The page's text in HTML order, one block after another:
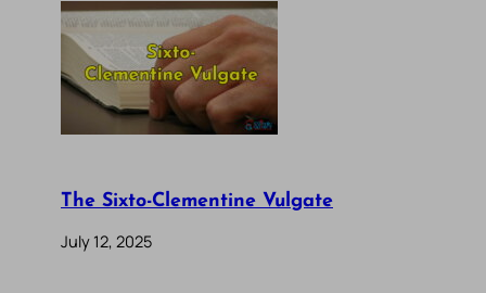
The Sixto-Clementine Vulgate
July 12, 2025